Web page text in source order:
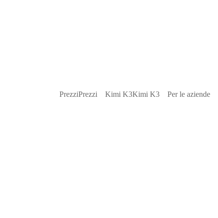
PrezziPrezzi Kimi K3Kimi K3 Per le aziende